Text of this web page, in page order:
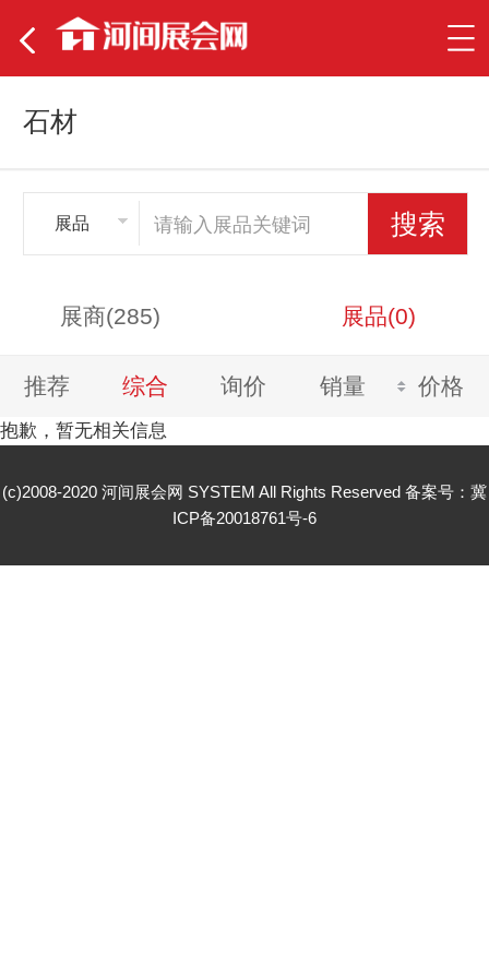
石材
展品
展商(285) 展品(0)
推荐 综合 询价 销量 价格
抱歉，暂无相关信息
(c)2008-2020 河间展会网 SYSTEM All Rights Reserved 备案号： 冀
ICP备20018761号-6